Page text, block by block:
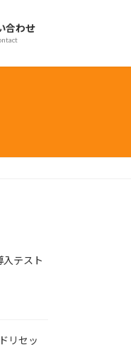
合わせ
入テスト
リセッ